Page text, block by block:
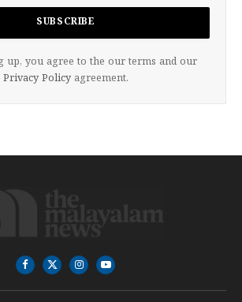
up, you agree to the our terms and our
Privacy Policy agreement.
Facebook
X
(Twitter)
InstagramYouTube